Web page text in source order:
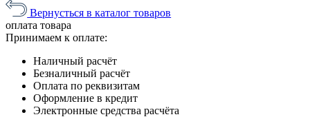
Вернусться в каталог товаров
оплата товара
Принимаем к оплате:
Наличный расчёт
Безналичный расчёт
Оплата по реквизитам
Оформление в кредит
Электронные средства расчёта